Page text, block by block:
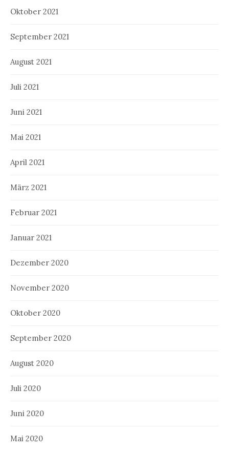
Oktober 2021
September 2021
August 2021
Juli 2021
Juni 2021
Mai 2021
April 2021
März 2021
Februar 2021
Januar 2021
Dezember 2020
November 2020
Oktober 2020
September 2020
August 2020
Juli 2020
Juni 2020
Mai 2020